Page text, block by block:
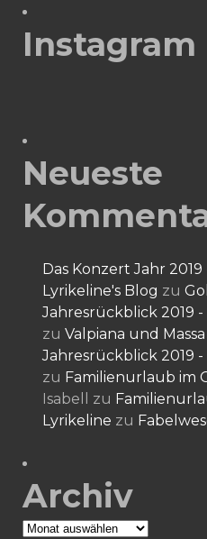
Instagram
Neueste
Das Konzert Jahr
Lyrikeline's Blog zu
Jahresrückblick 2019 -
zu Valpiana und
Jahresrückblick 2019 -
zu Familienurlaub im
Isabell
zu
Lyrikeline zu
Archiv
Archiv